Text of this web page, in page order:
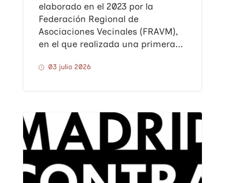
elaborado en el 2023 por la
Federación Regional de
Asociaciones Vecinales (FRAVM),
en el que realizada una primera...
03 julio 2026